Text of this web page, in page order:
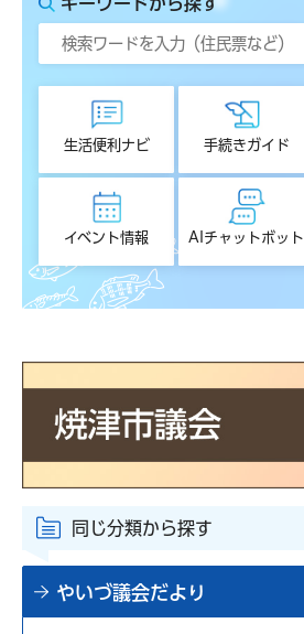
生活便利ナビ 手続きガイド
イベント情報 AIチャットボット
同じ分類から探す
やいづ議会だより